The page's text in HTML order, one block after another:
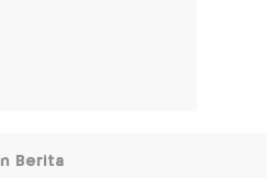
Berita